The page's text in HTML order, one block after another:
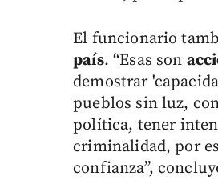
El funcionario
país. “Esas son
demostrar
pueblos sin luz,
política, tener
criminalidad, por
confianza”,